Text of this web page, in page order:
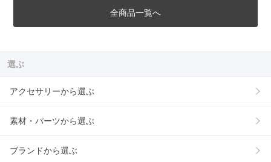
全商品一覧へ
選ぶ
アクセサリーから選ぶ
素材・パーツから選ぶ
ブランドから選ぶ